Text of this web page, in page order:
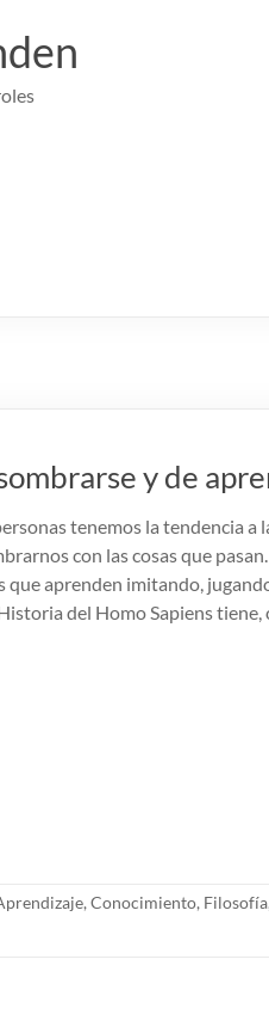
y de
tenemos la tendencia a
con las cosas que
que aprenden imitando,
del Homo Sapiens
, Conocimiento, Filosofía